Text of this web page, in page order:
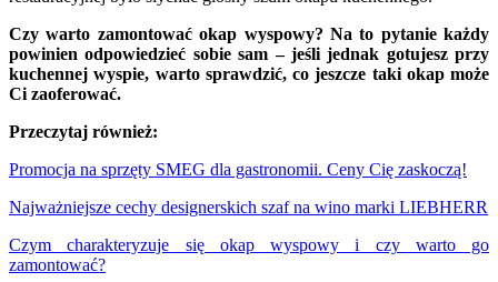
Czy warto zamontować okap wyspowy? Na to pytanie każdy
powinien odpowiedzieć sobie sam – jeśli jednak gotujesz przy
kuchennej wyspie, warto sprawdzić, co jeszcze taki okap może
Ci zaoferować.
Przeczytaj również:
Promocja na sprzęty SMEG dla gastronomii. Ceny Cię zaskoczą!
Najważniejsze cechy designerskich szaf na wino marki LIEBHERR
Czym charakteryzuje się okap wyspowy i czy warto go
zamontować?